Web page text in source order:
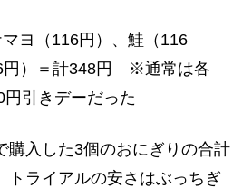
ヨ（116円）、鮭（116
円）＝計348円 ※通常は各
引きデーだった
入した3個のおにぎりの合計
トライアルの安さはぶっちぎ